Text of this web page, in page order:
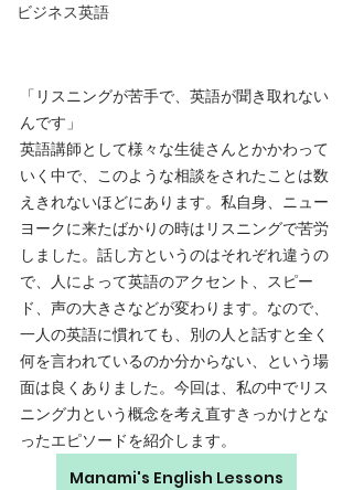
ビジネス英語
「リスニングが苦手で、英語が聞き取れない
んです」
英語講師として様々な生徒さんとかかわって
いく中で、このような相談をされたことは数
えきれないほどにあります。私自身、ニュー
ヨークに来たばかりの時はリスニングで苦労
しました。話し方というのはそれぞれ違うの
で、人によって英語のアクセント、スピー
ド、声の大きさなどが変わります。なので、
一人の英語に慣れても、別の人と話すと全く
何を言われているのか分からない、という場
面は良くありました。今回は、私の中でリス
ニング力という概念を考え直すきっかけとな
ったエピソードを紹介します。
Manami's English Lessons